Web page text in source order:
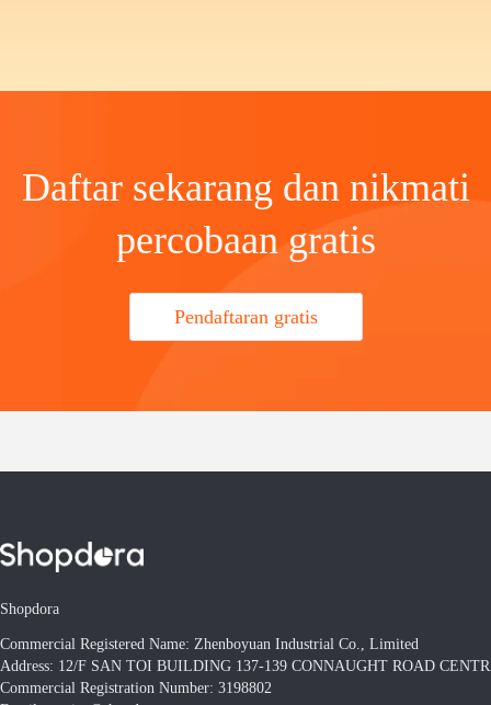
Daftar sekarang dan nikmati
percobaan gratis
Pendaftaran gratis
Shopdora
Commercial Registered Name: Zhenboyuan Industrial Co., Limited
Address: 12/F SAN TOI BUILDING 137-139 CONNAUGHT ROAD
Commercial Registration Number: 3198802